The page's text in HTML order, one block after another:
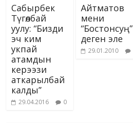
Сабырбек
Түгөлбай
уулу: “Бизди
эч ким
укпай
атамдын
керээзи
аткарылбай
калды”
29.04.2016 0
Айтматов
мени
“Бостонсуң”
деген эле
29.01.2010